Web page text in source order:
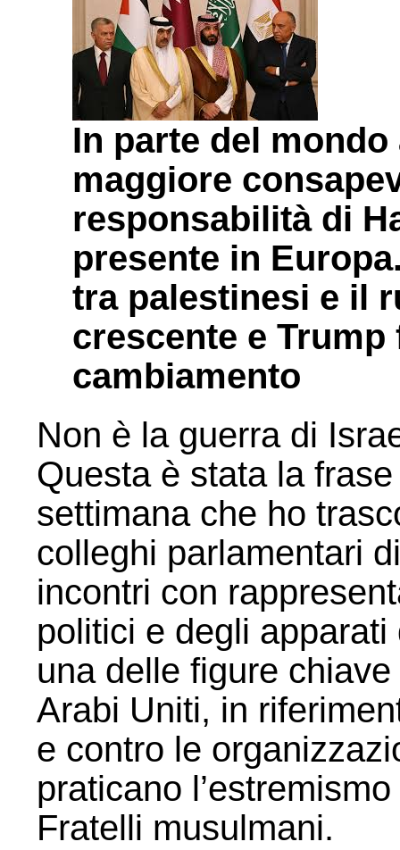
In parte del
maggiore
responsabilità di
presente in
tra palestinesi e il
crescente e
cambiamento
Non è la guerra di
Questa è stata la
settimana che ho
colleghi parlamentari
incontri con
politici e degli apparati
una delle figure
Arabi Uniti, in
e contro le
praticano
Fratelli musulmani.